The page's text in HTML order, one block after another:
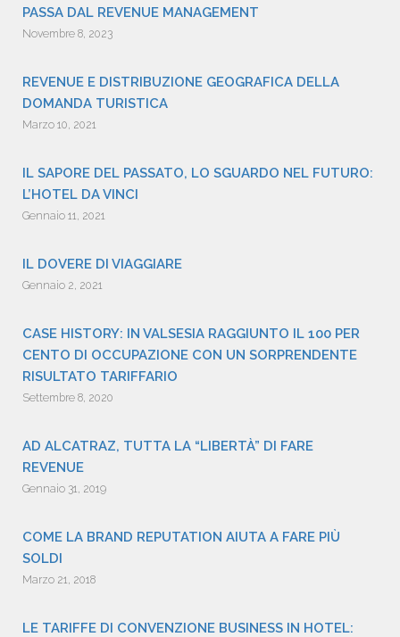
PASSA DAL REVENUE MANAGEMENT
Novembre 8, 2023
REVENUE E DISTRIBUZIONE GEOGRAFICA DELLA
DOMANDA TURISTICA
Marzo 10, 2021
IL SAPORE DEL PASSATO, LO SGUARDO NEL FUTURO:
L’HOTEL DA VINCI
Gennaio 11, 2021
IL DOVERE DI VIAGGIARE
Gennaio 2, 2021
CASE HISTORY: IN VALSESIA RAGGIUNTO IL 100 PER
CENTO DI OCCUPAZIONE CON UN SORPRENDENTE
RISULTATO TARIFFARIO
Settembre 8, 2020
AD ALCATRAZ, TUTTA LA “LIBERTÀ” DI FARE
REVENUE
Gennaio 31, 2019
COME LA BRAND REPUTATION AIUTA A FARE PIÙ
SOLDI
Marzo 21, 2018
LE TARIFFE DI CONVENZIONE BUSINESS IN HOTEL: